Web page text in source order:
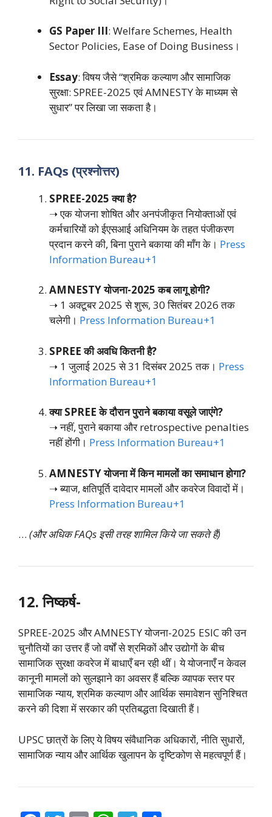
GS Paper III: Welfare Schemes, Health
Sector Policies, Ease of Doing Business।
Essay: विषय जैसे “श्रमिक कल्याण और सामाजिक
सुरक्षा: SPREE-2025 एवं AMNESTY के माध्यम से
सुधार” पर लिखा जा सकता है।
11. FAQs (प्रश्नोत्तर)
SPREE-2025 क्या है?
➝ एक योजना शोषित और अनपंजीकृत नियोक्ताओं एवं
कर्मचारियों को ईएसआई अधिनियम के तहत पंजीकरण
प्रदान करने की, बिना पुराने बकाया की माँग के। Press
Information Bureau+1
AMNESTY योजना-2025 कब लागू होगी?
➝ 1 अक्टूबर 2025 से शुरू, 30 सितंबर 2026 तक
चलेगी। Press Information Bureau+1
SPREE की अवधि कितनी है?
➝ 1 जुलाई 2025 से 31 दिसंबर 2025 तक। Press
Information Bureau+1
क्या SPREE के दौरान पुराने बकाया वसूले जाएंगे?
➝ नहीं, पुराने बकाया और retrospective penalties
नहीं होंगी। Press Information Bureau+1
AMNESTY योजना में किन मामलों का समाधान होगा?
➝ ब्याज, क्षतिपूर्ति दावेदार मामलों और कवरेज विवादों में।
Press Information Bureau+1
… (और अधिक FAQs इसी तरह शामिल किये जा सकते हैं)
12. निष्कर्ष-
SPREE-2025 और AMNESTY योजना-2025 ESIC की उन
चुनौतियों का उत्तर हैं जो वर्षों से श्रमिकों और उद्योगों के बीच
सामाजिक सुरक्षा कवरेज में बाधाएँ बन रही थीं। ये योजनाएँ न केवल
कानूनी मामलों को सुलझाने का अवसर हैं बल्कि व्यापक स्तर पर
सामाजिक न्याय, श्रमिक कल्याण और आर्थिक समावेशन सुनिश्चित
करने की दिशा में सरकार की प्रतिबद्धता दिखाती हैं।
UPSC छात्रों के लिए ये विषय संवैधानिक अधिकारों, नीति सुधारों,
सामाजिक न्याय और आर्थिक खुलापन के दृष्टिकोण से महत्वपूर्ण हैं।